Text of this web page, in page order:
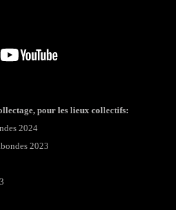
pour les lieux collectifs:
2024
2023